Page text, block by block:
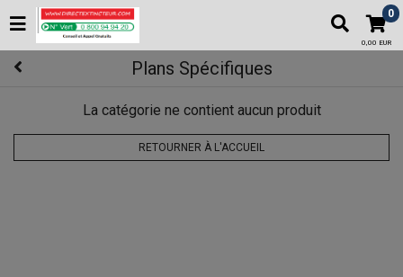
0
0,00 EUR
Plans Spécifiques
La catégorie ne contient aucun produit
RETOURNER À L'ACCUEIL